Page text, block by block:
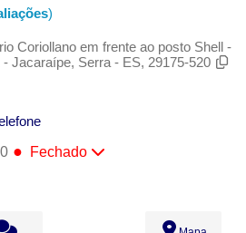
)
Coriollano em frente ao posto Shell -
- Jacaraípe, Serra - ES, 29175-520
● Fechado